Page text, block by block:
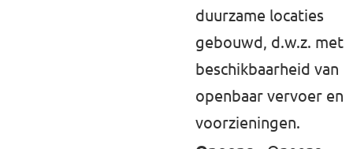
duurzame locaties
gebouwd, d.w.z. met
beschikbaarheid van
openbaar vervoer en
voorzieningen.